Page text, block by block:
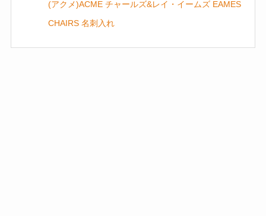
(アクメ)ACME チャールズ&レイ・イームズ EAMES
CHAIRS 名刺入れ